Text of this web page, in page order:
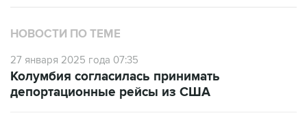
НОВОСТИ ПО ТЕМЕ
27 января 2025 года 07:35
депортационные рейсы из США
27 января 2025 года 03:56